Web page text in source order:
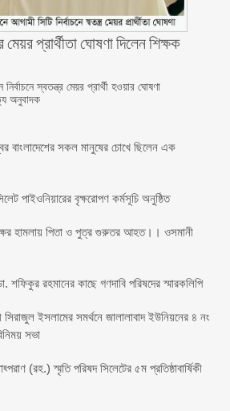
মেয়র প্রার্থীতা ঘোষণা দিলেন শিক্ষক
স্বতন্ত্র মেয়র প্রার্থী হওয়ার ঘোষণা
অনুবাদক
বাংলাদেশের সকল মানুষের চোখে ছিলেন এক
পাইওনিয়ারের বৃক্ষরোপণ কর্মসূচি অনুষ্ঠিত
হামলায় পিতা ও পুত্র গুরুতর আহত।। ওসমানী
শফিকুর রহমানের কাছে গণদাবি পরিষদের স্মারকলিপি
সিরাজুল ইসলামের সমর্থনে জালালাবাদ ইউনিয়নের ৪ নং
সভা
(রহ.) স্মৃতি পরিষদ সিলেটের ৫ম প্রতিষ্ঠাবার্ষিকী